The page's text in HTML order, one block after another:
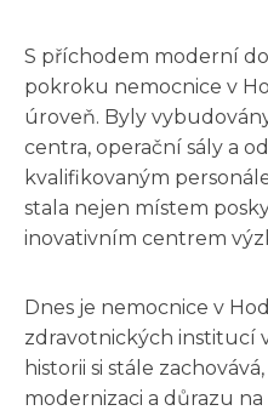
S příchodem moderní
pokroku nemocnice v
úroveň. Byly
centra, operační sály a
kvalifikovaným
stala nejen místem
inovativním centrem
Dnes je nemocnice v
zdravotnických institucí
historii si stále
modernizaci a důrazu